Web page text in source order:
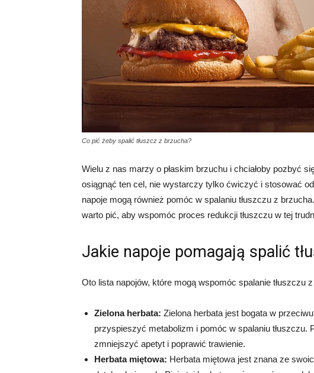
Co pić żeby spalić tłuszcz z brzucha?
Wielu z nas marzy o płaskim brzuchu i chciałoby pozbyć
osiągnąć ten cel, nie wystarczy tylko ćwiczyć i stosować
napoje mogą również pomóc w spalaniu tłuszczu z
warto pić, aby wspomóc proces redukcji tłuszczu w tej
Jakie napoje pomagają spalić
Oto lista napojów, które mogą wspomóc spalanie tłuszczu
Zielona herbata: Zielona herbata jest bogata w
przyspieszyć metabolizm i pomóc w spalaniu tłuszczu.
zmniejszyć apetyt i poprawić trawienie.
Herbata miętowa: Herbata miętowa jest znana ze